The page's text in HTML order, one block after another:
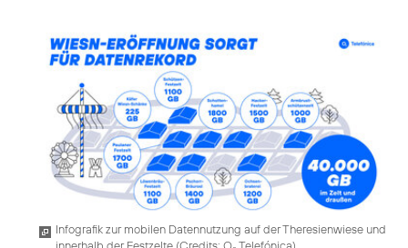
Infografik zur mobilen Datennutzung auf der Theresienwiese und